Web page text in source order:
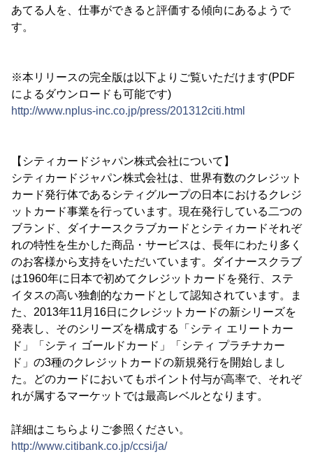
あてる人を、仕事ができると評価する傾向にあるようで
す。
※本リリースの完全版は以下よりご覧いただけます(PDF
によるダウンロードも可能です)
http://www.nplus-inc.co.jp/press/201312citi.html
【シティカードジャパン株式会社について】
シティカードジャパン株式会社は、世界有数のクレジット
カード発行体であるシティグループの日本におけるクレジ
ットカード事業を行っています。現在発行している二つの
ブランド、ダイナースクラブカードとシティカードそれぞ
れの特性を生かした商品・サービスは、長年にわたり多く
のお客様から支持をいただいています。ダイナースクラブ
は1960年に日本で初めてクレジットカードを発行、ステ
イタスの高い独創的なカードとして認知されています。ま
た、2013年11月16日にクレジットカードの新シリーズを
発表し、そのシリーズを構成する「シティ エリートカー
ド」「シティ ゴールドカード」「シティ プラチナカー
ド」の3種のクレジットカードの新規発行を開始しまし
た。どのカードにおいてもポイント付与が高率で、それぞ
れが属するマーケットでは最高レベルとなります。
詳細はこちらよりご参照ください。
http://www.citibank.co.jp/ccsi/ja/